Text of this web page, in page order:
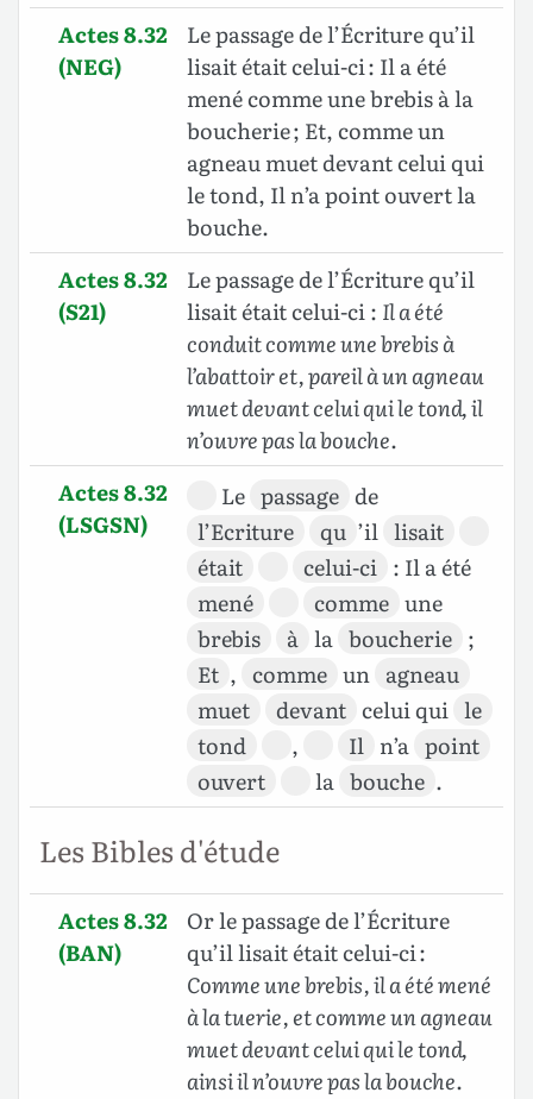
Actes 8.32
(NEG)
Le passage de l’Écriture qu’il
lisait était celui-ci : Il a été
mené comme une brebis à la
boucherie ; Et, comme un
agneau muet devant celui qui
le tond, Il n’a point ouvert la
bouche.
Actes 8.32
(S21)
Le passage de l’Écriture qu’il
lisait était celui-ci : Il a été
conduit comme une brebis à
l’abattoir et, pareil à un agneau
muet devant celui qui le tond, il
n’ouvre pas la bouche.
Actes 8.32
(LSGSN)
Le passage de
l’Ecriture
qu ’il lisait
était
celui-ci : Il a été
mené
comme une
brebis
à la boucherie ;
Et , comme un agneau
muet
devant celui qui le
tond
, Il n’a point
ouvert
la bouche .
Les Bibles d'étude
Actes 8.32
(BAN)
Or le passage de l’Écriture
qu’il lisait était celui-ci :
Comme une brebis, il a été mené
à la tuerie, et comme un agneau
muet devant celui qui le tond,
ainsi il n’ouvre pas la bouche.